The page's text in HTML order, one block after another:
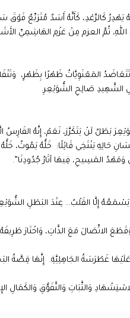
يَهْدِرُ كَالرَّعْدِ، كَأَنَّهُ أَسَدٌ مُتَرَبِّعٌ
ثُمَّ العزم مِنْ عَزْمِ الهَاشِمِيِّ
المَعْنَوِيَّاتُ ظَهْرًا بِظَهْرٍ،
الشَّهِيدِ صَالِحِ الشُّوَيْعِرِ.
بَطَلٌ لَنْ يَتَكَرَّرَ، نَعَمْ، إِنَّهُ
يَنْتَخِي قَائِلًا: خَلُّهُ يَمُوتُ، خَلُّهُ
المَسِيحِ، فِيهَا آثَارُ جُدُودِنَا”.
إِلَّا القَلْبُ… عِنْدَ البَطَلِ
الاتِّصَالَ مَعَ الذَّاتِ، وَاخْتَارَ
غَطْرَسَةُ الجَاهِلِيَّةِ. إِنَّهَا قِصَّةُ
وَالثَّبَاتِ وَالتَّفَوُّقِ